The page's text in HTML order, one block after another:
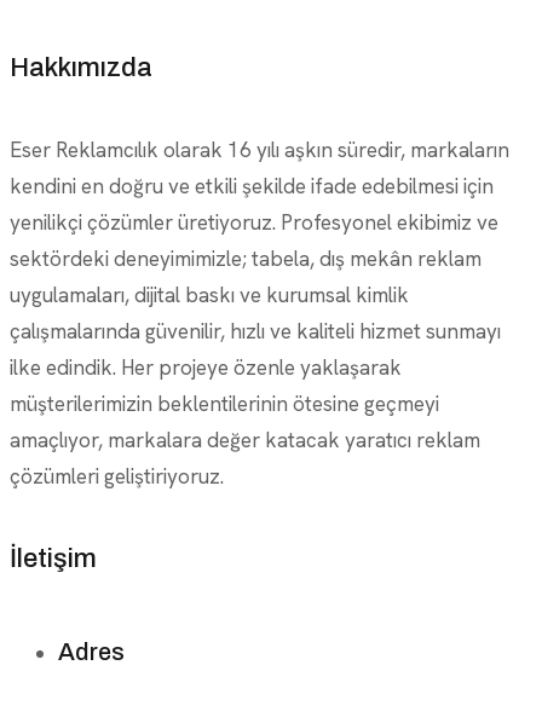
Hakkımızda
Eser Reklamcılık olarak 16 yılı aşkın süredir, markaların
kendini en doğru ve etkili şekilde ifade edebilmesi için
yenilikçi çözümler üretiyoruz. Profesyonel ekibimiz ve
sektördeki deneyimimizle; tabela, dış mekân reklam
uygulamaları, dijital baskı ve kurumsal kimlik
çalışmalarında güvenilir, hızlı ve kaliteli hizmet sunmayı
ilke edindik. Her projeye özenle yaklaşarak
müşterilerimizin beklentilerinin ötesine geçmeyi
amaçlıyor, markalara değer katacak yaratıcı reklam
çözümleri geliştiriyoruz.
İletişim
Adres